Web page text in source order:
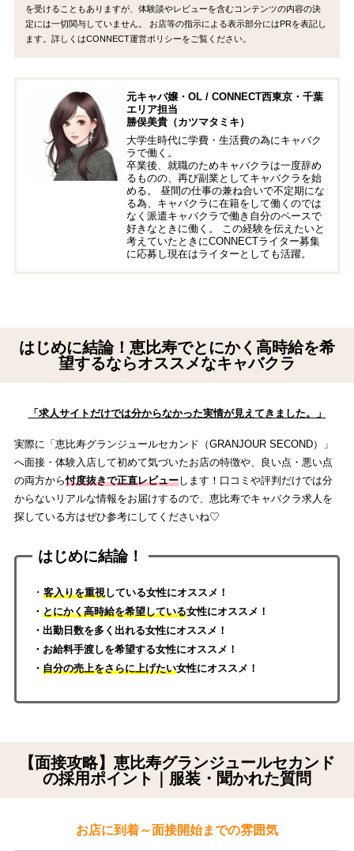
を受けることもありますが、体験談やレビューを含むコンテンツの内容の決
定には一切関与していません。 お店等の指示による表示部分にはPRを表記し
ます。詳しくはCONNECT運営ポリシーをご覧ください。
元キャバ嬢・OL / CONNECT西東京・千葉
エリア担当
勝俣美貴（カツマタミキ）
大学生時代に学費・生活費の為にキャバク
ラで働く。
卒業後、就職のためキャバクラは一度辞め
るものの、再び副業としてキャバクラを始
める。 昼間の仕事の兼ね合いで不定期にな
る為、キャバクラに在籍をして働くのでは
なく派遣キャバクラで働き自分のペースで
好きなときに働く。 この経験を伝えたいと
考えていたときにCONNECTライター募集
に応募し現在はライターとしても活躍。
はじめに結論！恵比寿でとにかく高時給を希
望するならオススメなキャバクラ
「求人サイトだけでは分からなかった実情が見えてきました。」
実際に「恵比寿グランジュールセカンド（GRANJOUR SECOND）」
へ面接・体験入店して初めて気づいたお店の特徴や、良い点・悪い点
の両方から忖度抜きで正直レビューします！口コミや評判だけでは分
からないリアルな情報をお届けするので、恵比寿でキャバクラ求人を
探している方はぜひ参考にしてくださいね♡
はじめに結論！
・ 客入りを重視している女性にオススメ！
・ とにかく高時給を希望している女性にオススメ！
・出勤日数を多く出れる女性にオススメ！
・お給料手渡しを希望する女性にオススメ！
・ 自分の売上をさらに上げたい女性にオススメ！
【面接攻略】恵比寿グランジュールセカンド
の採用ポイント｜服装・聞かれた質問
お店に到着～面接開始までの雰囲気